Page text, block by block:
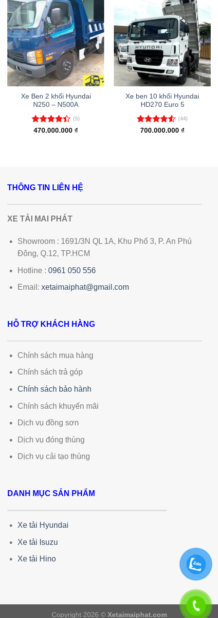
Xe Ben 2 khối Hyundai
N250 – N500A
Được xếp
(5)
470.000.000 ₫
Xe ben 10 khối Hyundai
HD270 Euro 5
Được xếp
(44)
700.000.000 ₫
THÔNG TIN LIÊN HỆ
XE TẢI MAI PHÁT
Showroom : 1691/3N QL 1A, Khu Phố 3, P. An Phú
Đông, Q.12, TP.HCM
Hotline : 0961 050 556
Email: xetaimaiphat@gmail.com
HỖ TRỢ KHÁCH HÀNG
Chính sách mua hàng
Chính sách trả góp
Chính sách bảo hành
Chính sách khuyến mãi
Dịch vụ đồng sơn
Dịch vụ đóng thùng
Dịch vụ cải tạo thùng
DANH MỤC SẢN PHẨM
Xe tải Hyundai
Xe tải Isuzu
Xe tải Hino
Copyright 2026 © Xetaimaiphat.com